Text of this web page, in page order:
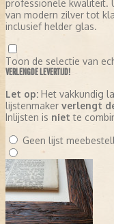
professionele kwaliteit.
van modern zilver tot
inclusief helder glas.
Toon de selectie van
VERLENGDE LEVERTIJD!
Let op: Het vakkundig
lijstenmaker verlengt
Inlijsten is niet te
Geen lijst